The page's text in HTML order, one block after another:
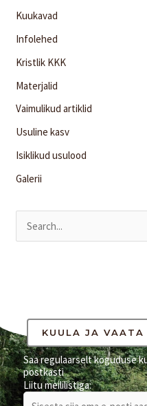
Kuukavad
Infolehed
Kristlik KKK
Materjalid
Vaimulikud artiklid
Usuline kasv
Isiklikud usulood
Galerii
h
f
o
r
KUULA JA VAATA
Saa regulaarselt koguduse
postkasti
Liitu meililistiga: